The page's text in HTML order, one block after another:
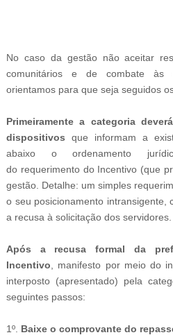
No caso da gestão não aceitar
comunitários e de combate às
orientamos para que seja seguidos
Primeiramente a categoria
dispositivos que informam a
abaixo o ordenamento
do requerimento do Incentivo (que
gestão. Detalhe: um simples
o seu posicionamento intransigente,
a recusa à solicitação dos servidores.
Após a recusa formal da
Incentivo , manifesto por meio do
interposto (apresentado) pela
seguintes passos:
1º. Baixe o comprovante do